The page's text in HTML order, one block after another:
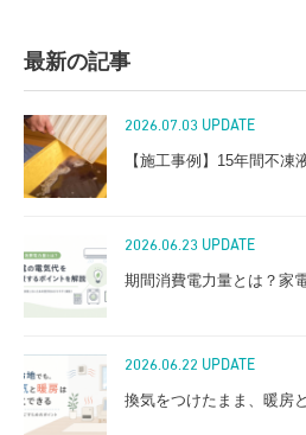
最新の記事
2026.07.03 UPDATE
【施工事例】15年間不凍
2026.06.23 UPDATE
期間消費電力量とは？家
2026.06.22 UPDATE
換気をつけたまま、暖房